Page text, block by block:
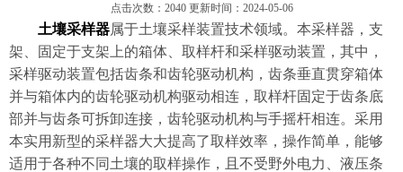
点击次数：2040 更新时间：2024-05-06
土壤采样器属于土壤采样装置技术领域。本采样器，支
架、固定于支架上的箱体、取样杆和采样驱动装置，其中，
采样驱动装置包括齿条和齿轮驱动机构，齿条垂直贯穿箱体
并与箱体内的齿轮驱动机构驱动相连，取样杆固定于齿条底
部并与齿条可拆卸连接，齿轮驱动机构与手摇杆相连。采用
本实用新型的采样器大大提高了取样效率，操作简单，能够
适用于各种不同土壤的取样操作，且不受野外电力、液压条